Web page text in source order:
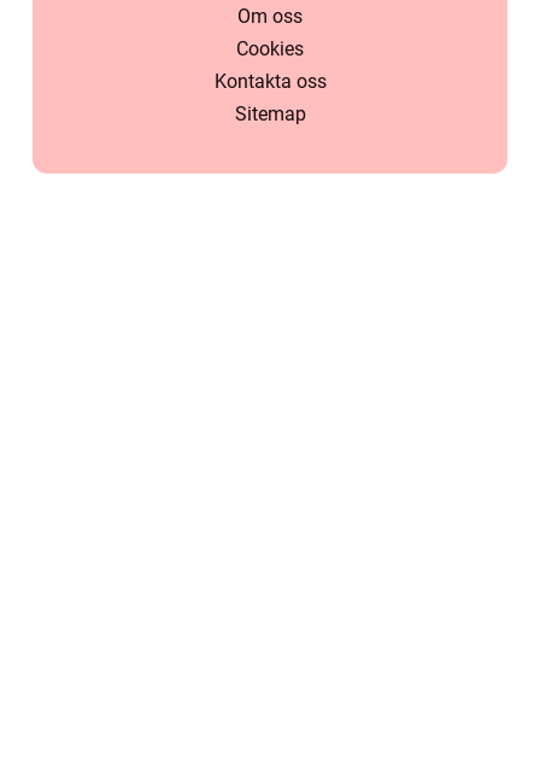
Om oss
Cookies
Kontakta oss
Sitemap